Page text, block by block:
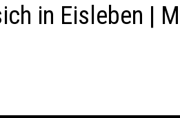
in Eisleben |